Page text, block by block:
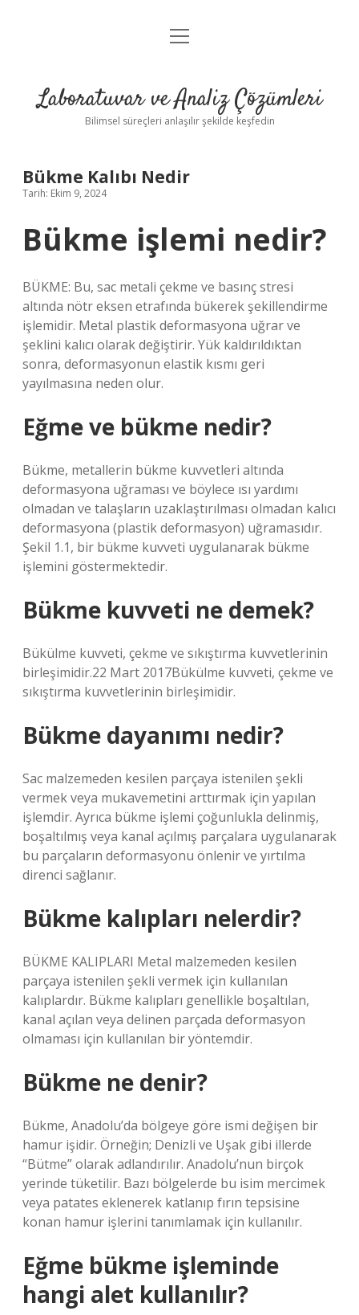
Anasayfa
Yasal Uyarı
menüyü
Laboratuvar ve Analiz Çözümleri
Bilimsel süreçleri anlaşılır şekilde keşfedin
Bükme Kalıbı Nedir
Tarih: Ekim 9, 2024
Bükme işlemi nedir?
BÜKME: Bu, sac metali çekme ve basınç stresi
altında nötr eksen etrafında bükerek şekillendirme
işlemidir. Metal plastik deformasyona uğrar ve
şeklini kalıcı olarak değiştirir. Yük kaldırıldıktan
sonra, deformasyonun elastik kısmı geri
yayılmasına neden olur.
Eğme ve bükme nedir?
Bükme, metallerin bükme kuvvetleri altında
deformasyona uğraması ve böylece ısı yardımı
olmadan ve talaşların uzaklaştırılması olmadan kalıcı
deformasyona (plastik deformasyon) uğramasıdır.
Şekil 1.1, bir bükme kuvveti uygulanarak bükme
işlemini göstermektedir.
Bükme kuvveti ne demek?
Bükülme kuvveti, çekme ve sıkıştırma kuvvetlerinin
birleşimidir.22 Mart 2017Bükülme kuvveti, çekme ve
sıkıştırma kuvvetlerinin birleşimidir.
Bükme dayanımı nedir?
Sac malzemeden kesilen parçaya istenilen şekli
vermek veya mukavemetini arttırmak için yapılan
işlemdir. Ayrıca bükme işlemi çoğunlukla delinmiş,
boşaltılmış veya kanal açılmış parçalara uygulanarak
bu parçaların deformasyonu önlenir ve yırtılma
direnci sağlanır.
Bükme kalıpları nelerdir?
BÜKME KALIPLARI Metal malzemeden kesilen
parçaya istenilen şekli vermek için kullanılan
kalıplardır. Bükme kalıpları genellikle boşaltılan,
kanal açılan veya delinen parçada deformasyon
olmaması için kullanılan bir yöntemdir.
Bükme ne denir?
Bükme, Anadolu’da bölgeye göre ismi değişen bir
hamur işidir. Örneğin; Denizli ve Uşak gibi illerde
“Bütme” olarak adlandırılır. Anadolu’nun birçok
yerinde tüketilir. Bazı bölgelerde bu isim mercimek
veya patates eklenerek katlanıp fırın tepsisine
konan hamur işlerini tanımlamak için kullanılır.
Eğme bükme işleminde
hangi alet kullanılır?